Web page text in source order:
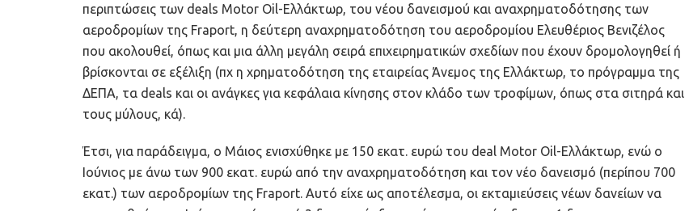
περιπτώσεις των deals Motor Oil-Ελλάκτωρ, του νέου δανεισμού και αναχρηματοδότησης των
αεροδρομίων της Fraport, η δεύτερη αναχρηματοδότηση του αεροδρομίου Ελευθέριος Βενιζέλος
που ακολουθεί, όπως και μια άλλη μεγάλη σειρά επιχειρηματικών σχεδίων που έχουν δρομολογηθεί ή
βρίσκονται σε εξέλιξη (πχ η χρηματοδότηση της εταιρείας Άνεμος της Ελλάκτωρ, το πρόγραμμα της
ΔΕΠΑ, τα deals και οι ανάγκες για κεφάλαια κίνησης στον κλάδο των τροφίμων, όπως στα σιτηρά και
τους μύλους, κά).
Έτσι, για παράδειγμα, ο Μάιος ενισχύθηκε με 150 εκατ. ευρώ του deal Motor Oil-Ελλάκτωρ, ενώ ο
Ιούνιος με άνω των 900 εκατ. ευρώ από την αναχρηματοδότηση και τον νέο δανεισμό (περίπου 700
εκατ.) των αεροδρομίων της Fraport. Αυτό είχε ως αποτέλεσμα, οι εκταμιεύσεις νέων δανείων να